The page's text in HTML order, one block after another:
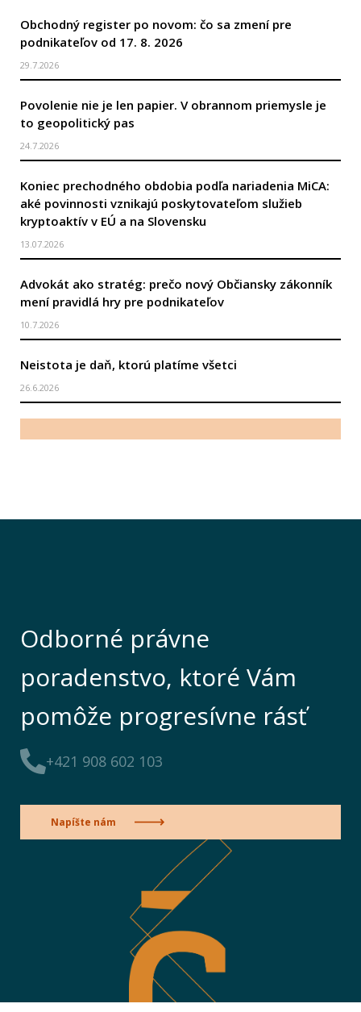
Obchodný register po novom: čo sa zmení pre
podnikateľov od 17. 8. 2026
29.7.2026
Povolenie nie je len papier. V obrannom priemysle je
to geopolitický pas
24.7.2026
Koniec prechodného obdobia podľa nariadenia MiCA:
aké povinnosti vznikajú poskytovateľom služieb
kryptoaktív v EÚ a na Slovensku
13.07.2026
Advokát ako stratég: prečo nový Občiansky zákonník
mení pravidlá hry pre podnikateľov
10.7.2026
Neistota je daň, ktorú platíme všetci
26.6.2026
Odborné právne
poradenstvo, ktoré Vám
pomôže progresívne rásť
+421 908 602 103
Napíšte nám